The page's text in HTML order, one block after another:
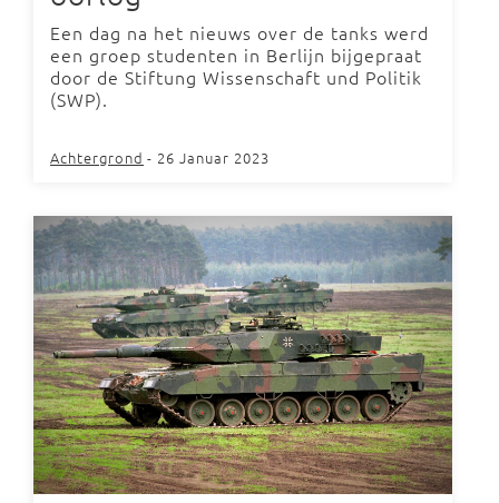
Een dag na het nieuws over de tanks werd
een groep studenten in Berlijn bijgepraat
door de Stiftung Wissenschaft und Politik
(SWP).
Achtergrond - 26 Januar 2023